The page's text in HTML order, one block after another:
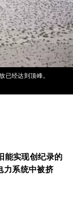
已经达到顶峰。
能实现创纪录的
力系统中被挤